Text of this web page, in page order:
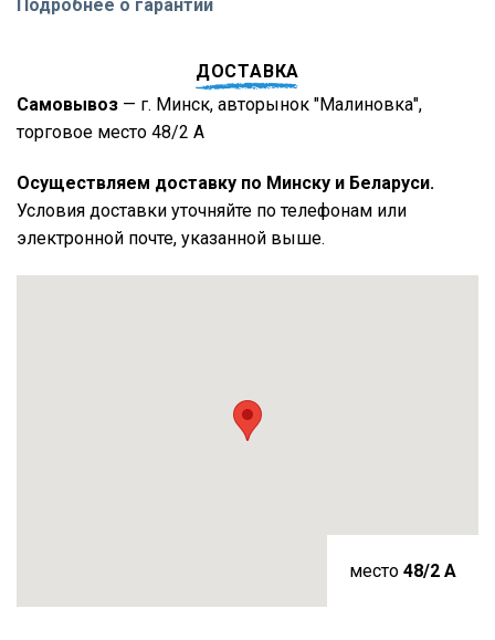
Подробнее о гарантии
ДОСТАВКА
Самовывоз — г. Минск, авторынок "Малиновка",
торговое место 48/2 А
Осуществляем доставку по Минску и Беларуси.
Условия доставки уточняйте по телефонам или
электронной почте, указанной выше.
место 48/2 A